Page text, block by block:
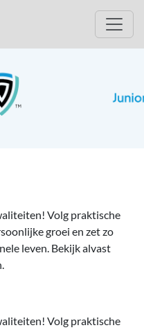
Volg praktische
groei en zet zo
leven. Bekijk alvast
Volg praktische